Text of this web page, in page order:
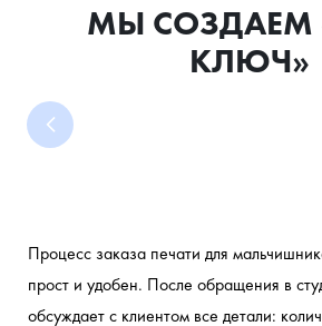
МЫ СОЗДАЕМ
КЛЮЧ»
Процесс заказа печати для
прост и удобен. После обращения в
обсуждает с клиентом все детали: